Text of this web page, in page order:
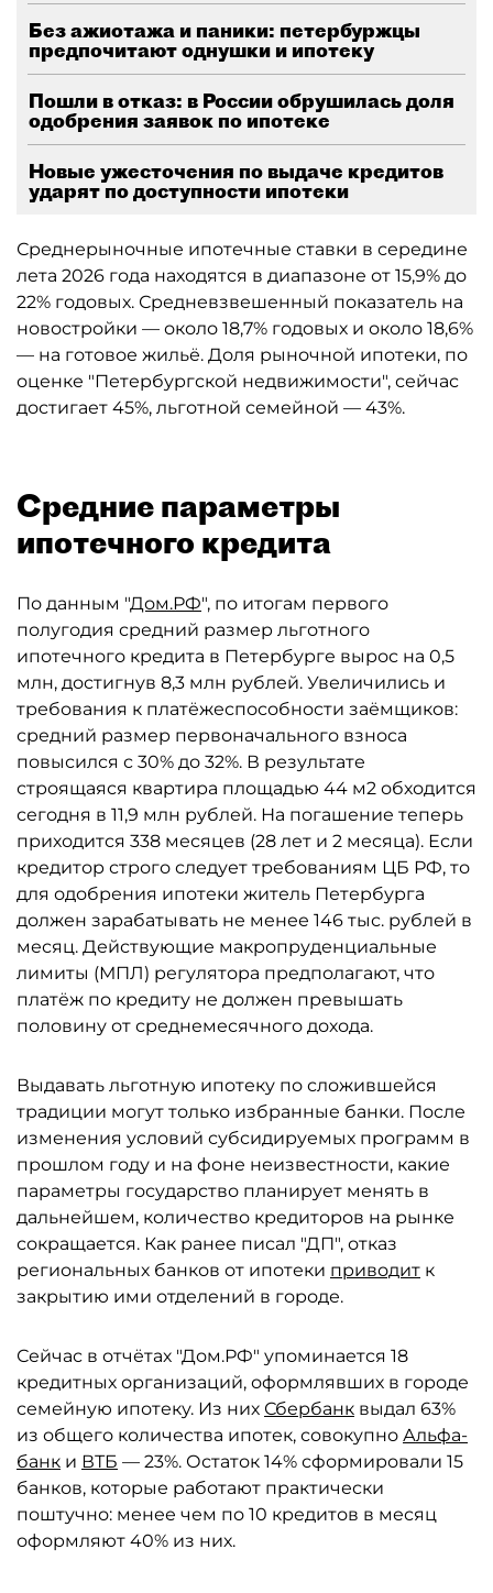
Без ажиотажа и паники: петербуржцы
предпочитают однушки и ипотеку
Пошли в отказ: в России обрушилась доля
одобрения заявок по ипотеке
Новые ужесточения по выдаче кредитов
ударят по доступности ипотеки
Среднерыночные ипотечные ставки в середине
лета 2026 года находятся в диапазоне от 15,9% до
22% годовых. Средневзвешенный показатель на
новостройки — около 18,7% годовых и около 18,6%
— на готовое жильё. Доля рыночной ипотеки, по
оценке "Петербургской недвижимости", сейчас
достигает 45%, льготной семейной — 43%.
Средние параметры
ипотечного кредита
По данным "Дом.РФ", по итогам первого
полугодия средний размер льготного
ипотечного кредита в Петербурге вырос на 0,5
млн, достигнув 8,3 млн рублей. Увеличились и
требования к платёжеспособности заёмщиков:
средний размер первоначального взноса
повысился с 30% до 32%. В результате
строящаяся квартира площадью 44 м2 обходится
сегодня в 11,9 млн рублей. На погашение теперь
приходится 338 месяцев (28 лет и 2 месяца). Если
кредитор строго следует требованиям ЦБ РФ, то
для одобрения ипотеки житель Петербурга
должен зарабатывать не менее 146 тыс. рублей в
месяц. Действующие макропруденциальные
лимиты (МПЛ) регулятора предполагают, что
платёж по кредиту не должен превышать
половину от среднемесячного дохода.
Выдавать льготную ипотеку по сложившейся
традиции могут только избранные банки. После
изменения условий субсидируемых программ в
прошлом году и на фоне неизвестности, какие
параметры государство планирует менять в
дальнейшем, количество кредиторов на рынке
сокращается. Как ранее писал "ДП", отказ
региональных банков от ипотеки приводит к
закрытию ими отделений в городе.
Сейчас в отчётах "Дом.РФ" упоминается 18
кредитных организаций, оформлявших в городе
семейную ипотеку. Из них Сбербанк выдал 63%
из общего количества ипотек, совокупно Альфа-
банк и ВТБ — 23%. Остаток 14% сформировали 15
банков, которые работают практически
поштучно: менее чем по 10 кредитов в месяц
оформляют 40% из них.